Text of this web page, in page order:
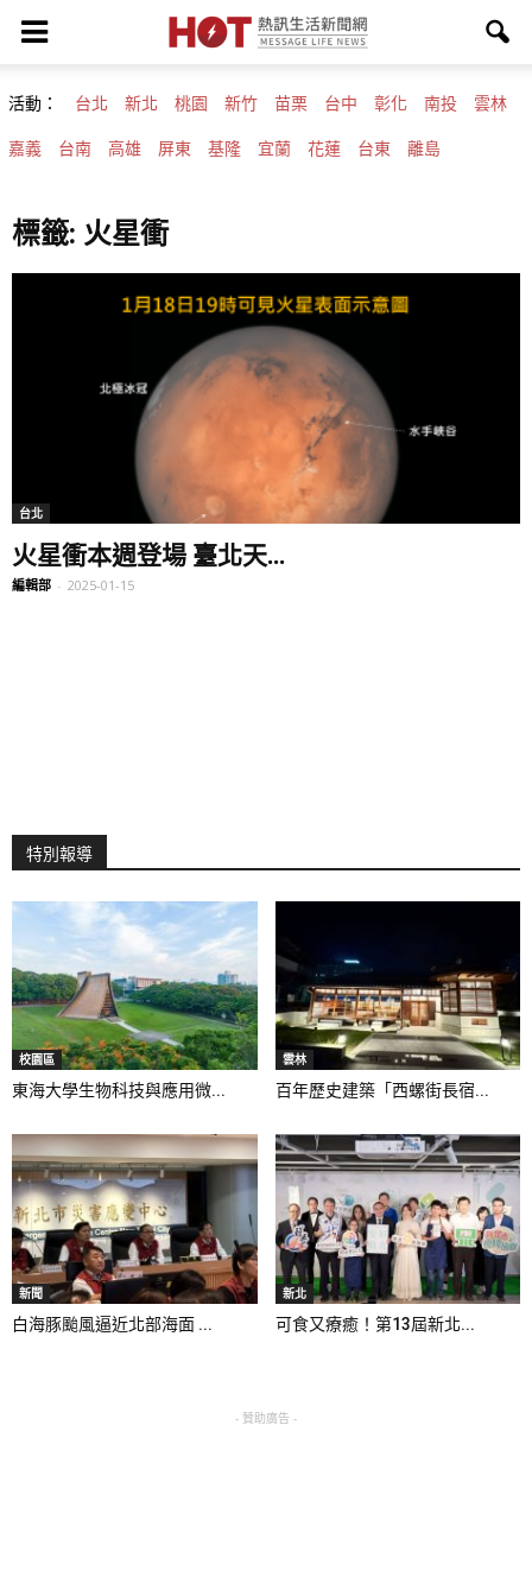
活動： 台北 新北 桃園 新竹 苗栗 台中 彰化 南投 雲林
嘉義 台南 高雄 屏東 基隆 宜蘭 花蓮 台東 離島
標籤: 火星衝
台北
火星衝本週登場 臺北天...
編輯部 - 2025-01-15
特別報導
校園區
東海大學生物科技與應用微...
雲林
百年歷史建築「西螺街長宿...
新聞
白海豚颱風逼近北部海面 ...
新北
可食又療癒！第13屆新北...
- 贊助廣告 -